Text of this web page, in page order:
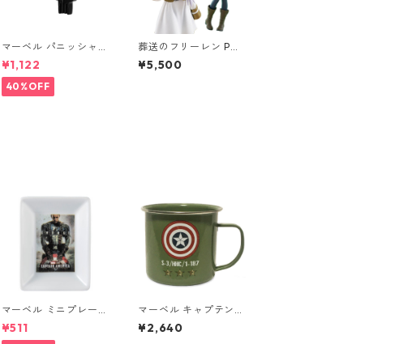
マーベル パニッシャー
ロゴスタッドピアス ブ
ラック MARVEL
¥1,122
40%OFF
葬送のフリーレン POP
UP PARADE フリーレ
ン 三つ編みVer. フィ
¥5,500
マーベル ミニプレート
キャプテン・アメリカ
歴代ポスター 小皿 MA
¥511
マーベル キャプテン・
アメリカ ヴィンテージ
ミリタリー アーミーホ
¥2,640